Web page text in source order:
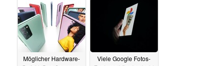
Möglicher Hardware-
Viele Google Fotos-